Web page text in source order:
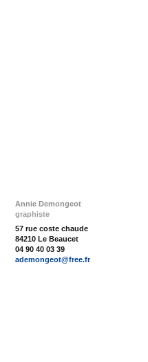
Annie Demongeot
graphiste
57 rue coste chaude
84210 Le Beaucet
04 90 40 03 39
ademongeot@free.fr